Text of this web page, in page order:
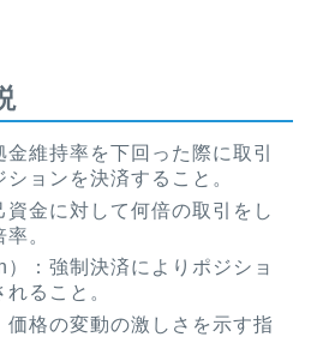
維持率を下回った際に取引
ョンを決済すること。
資金に対して何倍の取引をし
。
：強制決済によりポジショ
ること。
価格の変動の激しさを示す指